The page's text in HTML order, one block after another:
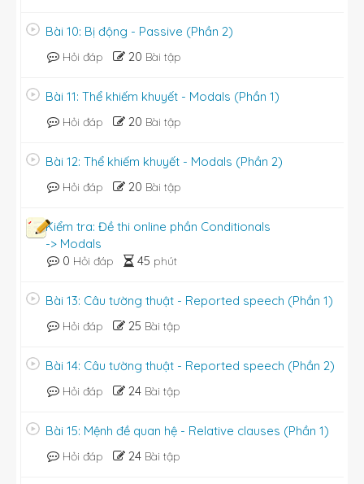
Bài 10: Bị động - Passive (Phần 2)
Hỏi đáp 20 Bài tập
Bài 11: Thể khiếm khuyết - Modals (Phần 1)
Hỏi đáp 20 Bài tập
Bài 12: Thể khiếm khuyết - Modals (Phần 2)
Hỏi đáp 20 Bài tập
Kiểm tra: Đề thi online phần Conditionals
-> Modals
0 Hỏi đáp 45 phút
Bài 13: Câu tường thuật - Reported speech (Phần 1)
Hỏi đáp 25 Bài tập
Bài 14: Câu tường thuật - Reported speech (Phần 2)
Hỏi đáp 24 Bài tập
Bài 15: Mệnh đề quan hệ - Relative clauses (Phần 1)
Hỏi đáp 24 Bài tập